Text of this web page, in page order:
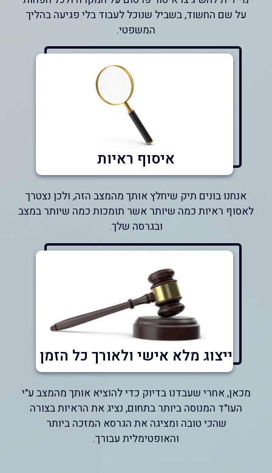
על שם החשוד, בשביל שנוכל לעבוד בלי פגיעה בהליך
המשפטי.
איסוף ראיות
אנחנו בונים תיק שיחלץ אותך מהמצב הזה, ולכן נצטרך
לאסוף ראיות כמה שיותר אשר תומכות כמה שיותר במצב
ובגרסה שלך.
ייצוג מלא אישי ולאורך כל הזמן
מכאן, אחרי שעבדנו בדיוק כדי להוציא אותך מהמצב ע"י
העו"ד המנוסה ביותר בתחום, נציג את הראיות בצורה
שהכי טובה ומציגה את הגרסא המזכה ביותר
והאופטימלית עבורך.